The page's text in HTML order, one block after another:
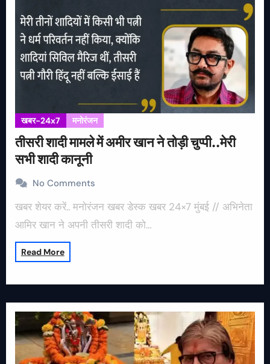
खबर-24x7 मनोरंजन
तीसरी शादी मामले में अमीर खान ने तोड़ी चुप्पी..मेरी
सभी शादी कानूनी
No Comments
खबर शेयर करें.. मनोरंजन खबर डेस्क खबर 24×7 मुंबई // अभिनेता
आमिर खान ने अपनी तीसरी शादी को…
Read More